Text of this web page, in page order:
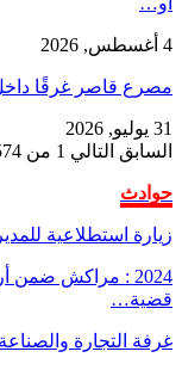
4 أغسطس, 2026
مصرع قاصر غرقًا
31 يوليو, 2026
السابق التالي 1 من 574
حوادث
زيارة استطلاعية
قضية…
غرفة التجارة